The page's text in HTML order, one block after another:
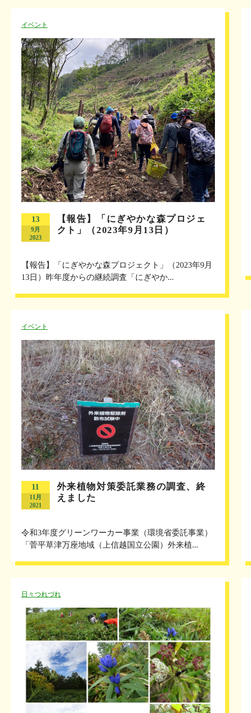
イベント
13
9月
2023
【報告】「にぎやかな森プロジェ
クト」（2023年9月13日）
【報告】「にぎやかな森プロジェクト」（2023年9月
13日）昨年度からの継続調査「にぎやか...
イベント
11
11月
2021
外来植物対策委託業務の調査、終
えました
令和3年度グリーンワーカー事業（環境省委託事業）
「菅平草津万座地域（上信越国立公園）外来植...
日々つれづれ